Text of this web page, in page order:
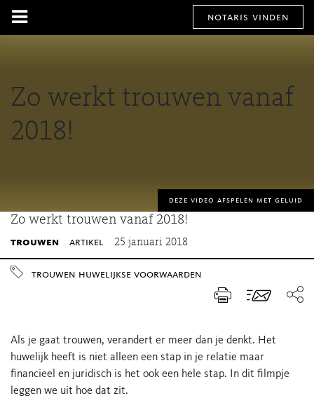
notaris vinden
Zo werkt trouwen vanaf
2018!
deze video afspelen met geluid
Zo werkt trouwen vanaf 2018!
trouwen artikel 25 januari 2018
trouwen huwelijkse voorwaarden
Als je gaat trouwen, verandert er meer dan je denkt. Het
huwelijk heeft is niet alleen een stap in je relatie maar
financieel en juridisch is het ook een hele stap. In dit filmpje
leggen we uit hoe dat zit.